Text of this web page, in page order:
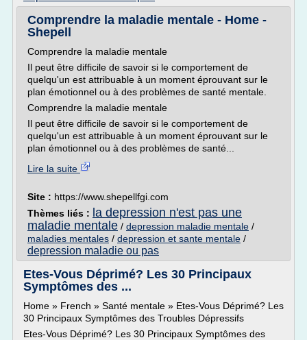
Comprendre la maladie mentale - Home -
Shepell
Comprendre la maladie mentale
Il peut être difficile de savoir si le comportement de
quelqu'un est attribuable à un moment éprouvant sur le
plan émotionnel ou à des problèmes de santé mentale.
Comprendre la maladie mentale
Il peut être difficile de savoir si le comportement de
quelqu'un est attribuable à un moment éprouvant sur le
plan émotionnel ou à des problèmes de santé...
Lire la suite
Site : https://www.shepellfgi.com
Thèmes liés : la depression n'est pas une
maladie mentale / depression maladie mentale /
maladies mentales / depression et sante mentale /
depression maladie ou pas
Etes-Vous Déprimé? Les 30 Principaux
Symptômes des ...
Home » French » Santé mentale » Etes-Vous Déprimé? Les
30 Principaux Symptômes des Troubles Dépressifs
Etes-Vous Déprimé? Les 30 Principaux Symptômes des